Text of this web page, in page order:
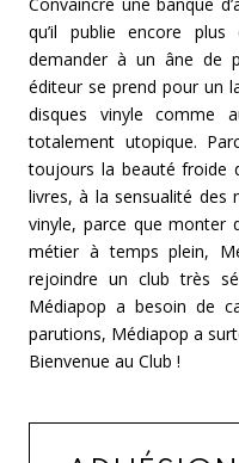
qu’il publie encore
demander à un âne de
éditeur se prend pour un
disques vinyle comme
totalement utopique.
toujours la beauté froide
livres, à la sensualité des
vinyle, parce que monter
métier à temps plein,
rejoindre un club très
Médiapop a besoin de
parutions, Médiapop a
Bienvenue au Club !